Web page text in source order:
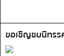
ขอเชิญชมนิทร